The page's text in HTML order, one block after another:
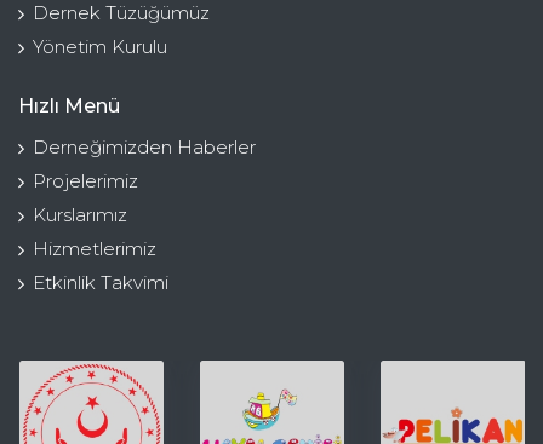
Dernek Tüzüğümüz
Yönetim Kurulu
Hızlı Menü
Derneğimizden Haberler
Projelerimiz
Kurslarımız
Hizmetlerimiz
Etkinlik Takvimi